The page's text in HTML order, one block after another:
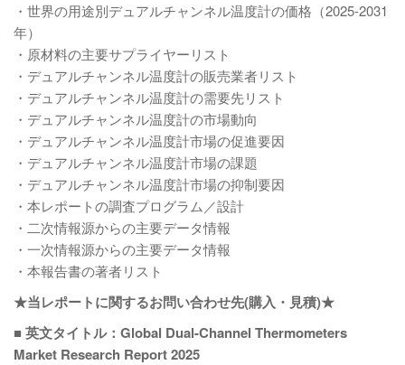
・世界の用途別デュアルチャンネル温度計の価格（2025-2031
年）
・原材料の主要サプライヤーリスト
・デュアルチャンネル温度計の販売業者リスト
・デュアルチャンネル温度計の需要先リスト
・デュアルチャンネル温度計の市場動向
・デュアルチャンネル温度計市場の促進要因
・デュアルチャンネル温度計市場の課題
・デュアルチャンネル温度計市場の抑制要因
・本レポートの調査プログラム／設計
・二次情報源からの主要データ情報
・一次情報源からの主要データ情報
・本報告書の著者リスト
★当レポートに関するお問い合わせ先(購入・見積)★
■ 英文タイトル：Global Dual-Channel Thermometers
Market Research Report 2025